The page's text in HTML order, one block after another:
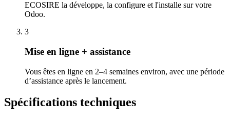
ECOSIRE la développe, la configure et l'installe sur votre
Odoo.
3
Mise en ligne + assistance
Vous êtes en ligne en 2–4 semaines environ, avec une période
d’assistance après le lancement.
Spécifications techniques